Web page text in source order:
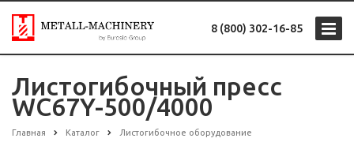
8 (800) 302-16-85
Листогибочный пресс
WC67Y-500/4000
Главная Каталог Листогибочное оборудование